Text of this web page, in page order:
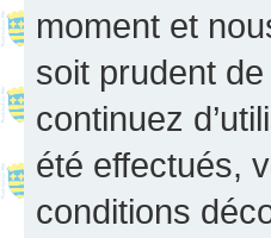
moment et
soit prudent
continuez
été effectués,
conditions